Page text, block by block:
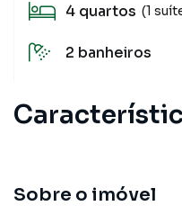
4 quartos (1
2 banheiros
Sobre o imóvel